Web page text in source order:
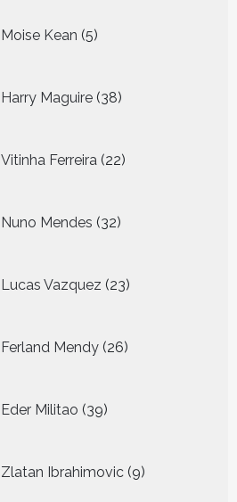
Moise Kean 5
producten
Harry Maguire 38
producten
Vitinha Ferreira 22
producten
Nuno Mendes 32
producten
Lucas Vazquez 23
producten
Ferland Mendy 26
producten
Eder Militao 39
producten
Zlatan Ibrahimovic 9
producten